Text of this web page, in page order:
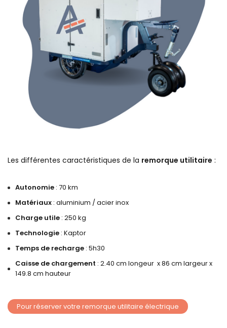
Les différentes caractéristiques de la remorque utilitaire :
Autonomie : 70 km
Matériaux : aluminium / acier inox
Charge utile : 250 kg
Technologie : Kaptor
Temps de recharge : 5h30
Caisse de chargement : 2.40 cm longeur x 86 cm largeur x
149.8 cm hauteur
Pour réserver votre remorque utilitaire électrique